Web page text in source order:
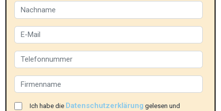
Ich habe die Datenschutzerklärung gelesen und